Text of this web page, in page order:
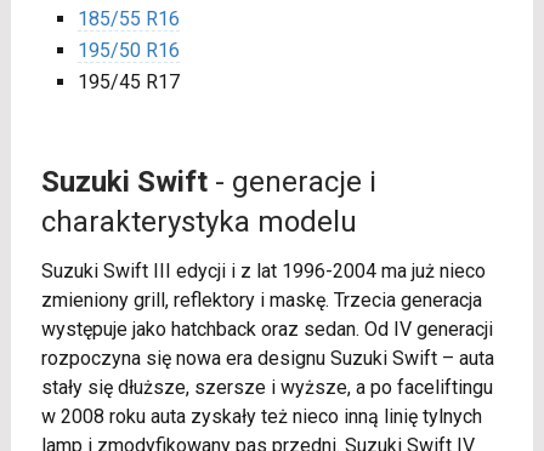
185/55 R16
195/50 R16
195/45 R17
Suzuki Swift- generacje i
charakterystyka modelu
Suzuki Swift III edycji i z lat 1996-2004 ma już nieco
zmieniony grill, reflektory i maskę. Trzecia generacja
występuje jako hatchback oraz sedan. Od IV generacji
rozpoczyna się nowa era designu Suzuki Swift – auta
stały się dłuższe, szersze i wyższe, a po faceliftingu
w 2008 roku auta zyskały też nieco inną linię tylnych
lamp i zmodyfikowany pas przedni. Suzuki Swift IV